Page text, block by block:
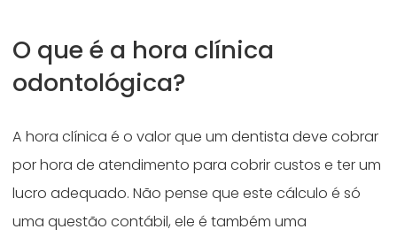
O que é a hora clínica
odontológica?
A hora clínica é o valor que um dentista deve cobrar
por hora de atendimento para cobrir custos e ter um
lucro adequado. Não pense que este cálculo é só
uma questão contábil, ele é também uma